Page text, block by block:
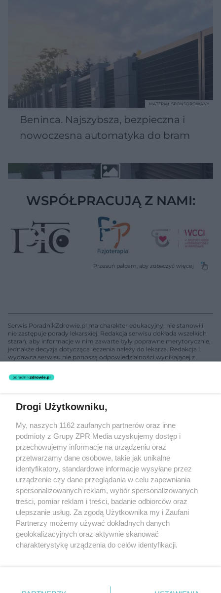
Beninca. Najszybsza, bezpieczna i
nowoczesna automatyka do bram
MATERIAŁ SPONSOROWANY
WSPÓŁPRACUJĄ Z NAMI:
Serwis PoradnikZdrowie.pl ma charakter edukacyjny, nie stanowi i
nie zastępuje porady lekarskiej. Redakcja serwisu dokłada wszelkich
starań, aby informacje w nim zawarte były poprawne merytorycznie,
jednakże decyzja dotycząca leczenia należy do lekarza. Redakcja i
wydawca serwisu nie ponoszą odpowiedzialności wynikającej z
nie prowadzi działalności leczniczej polegającej na udzielaniu
świadczeń zdrowotnych w rozumieniu art. 3 ust 1 ustawy o
Żaden utwór zamieszczony w serwisie nie może być powielany i
rozpowszechniany lub dalej rozpowszechniany w jakikolwiek sposób
(w tym także elektroniczny lub mechaniczny) na jakimkolwiek polu
eksploatacji w jakiejkolwiek formie, włącznie z umieszczaniem w
Internecie bez pisemnej zgody właściciela praw. Jakiekolwiek użycie
lub wykorzystanie utworów w całości lub w części z naruszeniem
prawa, tzn. bez właściwej zgody, jest zabronione pod groźbą kary i
może być ścigane prawnie.
O nas
Nasze serwisy
Drogi Użytkowniku,
My, naszych 1162 zaufanych partnerów oraz inne
podmioty z Grupy ZPR Media uzyskujemy dostęp i
przechowujemy informacje na urządzeniu oraz
przetwarzamy dane osobowe, takie jak unikalne
identyfikatory, standardowe informacje wysyłane przez
urządzenie czy dane przeglądania w celu zapewniania
spersonalizowanych reklam, wybór spersonalizowanych
treści, pomiar reklam i treści, badanie odbiorców oraz
ulepszanie usług. Za zgodą Użytkownika my i Zaufani
Partnerzy możemy używać dokładnych danych
geolokalizacyjnych oraz aktywnie skanować
charakterystykę urządzenia do celów identyfikacji.
zmienić/wycofać klikając przycisk ustawień prywatności